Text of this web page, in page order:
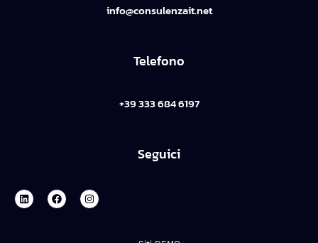
info@consulenzait.net
Telefono
+39 333 684 6197
Seguici